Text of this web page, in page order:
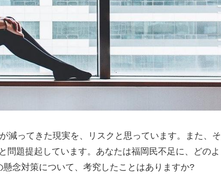
減ってきた現実を、リスクと思っています。また、そ
問題提起しています。あなたは福岡民不足に、どのよ
念対策について、考究したことはありますか?